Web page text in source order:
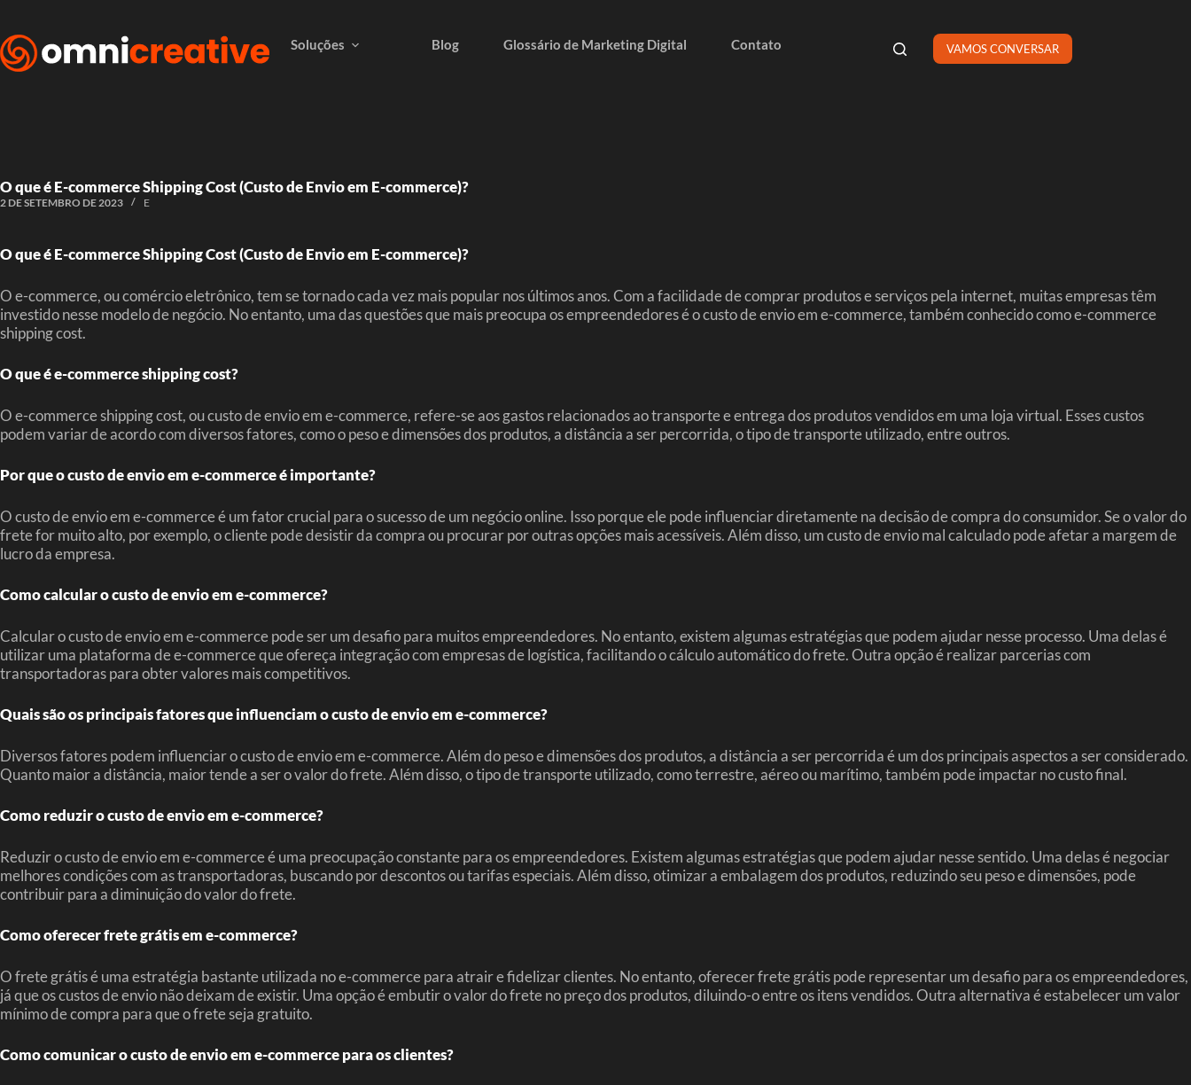
Soluções Blog Glossário de Marketing Digital Contato VAMOS CONVERSAR
O que é E-commerce Shipping Cost (Custo de Envio em E-commerce)?
2 DE SETEMBRO DE 2023 E
O que é E-commerce Shipping Cost (Custo de Envio em E-commerce)?
O e-commerce, ou comércio eletrônico, tem se tornado cada vez mais popular nos últimos anos. Com a facilidade de comprar produtos e serviços pela internet, muitas empresas têm
investido nesse modelo de negócio. No entanto, uma das questões que mais preocupa os empreendedores é o custo de envio em e-commerce, também conhecido como e-commerce
shipping cost.
O que é e-commerce shipping cost?
O e-commerce shipping cost, ou custo de envio em e-commerce, refere-se aos gastos relacionados ao transporte e entrega dos produtos vendidos em uma loja virtual. Esses custos
podem variar de acordo com diversos fatores, como o peso e dimensões dos produtos, a distância a ser percorrida, o tipo de transporte utilizado, entre outros.
Por que o custo de envio em e-commerce é importante?
O custo de envio em e-commerce é um fator crucial para o sucesso de um negócio online. Isso porque ele pode influenciar diretamente na decisão de compra do consumidor. Se o valor do
frete for muito alto, por exemplo, o cliente pode desistir da compra ou procurar por outras opções mais acessíveis. Além disso, um custo de envio mal calculado pode afetar a margem de
lucro da empresa.
Como calcular o custo de envio em e-commerce?
Calcular o custo de envio em e-commerce pode ser um desafio para muitos empreendedores. No entanto, existem algumas estratégias que podem ajudar nesse processo. Uma delas é
utilizar uma plataforma de e-commerce que ofereça integração com empresas de logística, facilitando o cálculo automático do frete. Outra opção é realizar parcerias com
transportadoras para obter valores mais competitivos.
Quais são os principais fatores que influenciam o custo de envio em e-commerce?
Diversos fatores podem influenciar o custo de envio em e-commerce. Além do peso e dimensões dos produtos, a distância a ser percorrida é um dos principais aspectos a ser considerado.
Quanto maior a distância, maior tende a ser o valor do frete. Além disso, o tipo de transporte utilizado, como terrestre, aéreo ou marítimo, também pode impactar no custo final.
Como reduzir o custo de envio em e-commerce?
Reduzir o custo de envio em e-commerce é uma preocupação constante para os empreendedores. Existem algumas estratégias que podem ajudar nesse sentido. Uma delas é negociar
melhores condições com as transportadoras, buscando por descontos ou tarifas especiais. Além disso, otimizar a embalagem dos produtos, reduzindo seu peso e dimensões, pode
contribuir para a diminuição do valor do frete.
Como oferecer frete grátis em e-commerce?
O frete grátis é uma estratégia bastante utilizada no e-commerce para atrair e fidelizar clientes. No entanto, oferecer frete grátis pode representar um desafio para os empreendedores,
já que os custos de envio não deixam de existir. Uma opção é embutir o valor do frete no preço dos produtos, diluindo-o entre os itens vendidos. Outra alternativa é estabelecer um valor
mínimo de compra para que o frete seja gratuito.
Como comunicar o custo de envio em e-commerce para os clientes?